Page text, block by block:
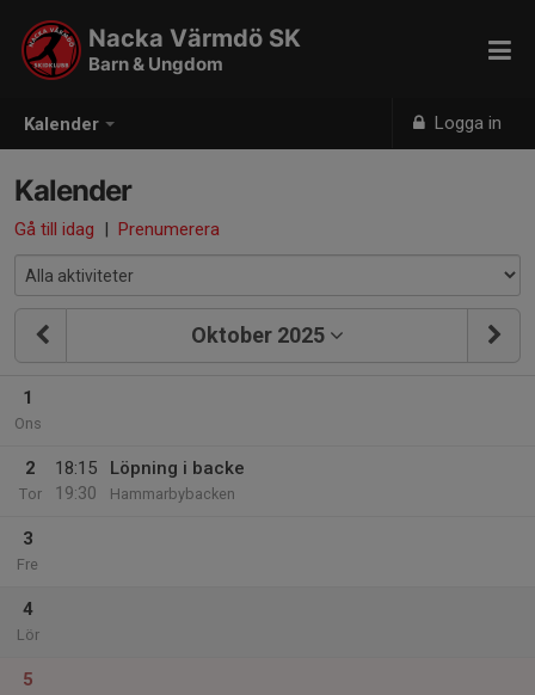
Kalender Logga in
Nacka Värmdö SK
Barn & Ungdom
Kalender
Gå till idag | Prenumerera
Oktober 2025
1
Ons
2
Tor
18:15
19:30
Löpning i backe
Hammarbybacken
3
Fre
4
Lör
5